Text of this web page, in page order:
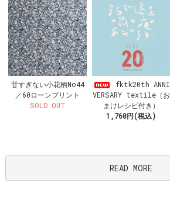
甘すぎない小花柄No44
／60ローンプリント
SOLD OUT
fktk20th ANNI
VERSARY textile（お
まけレシピ付き）
1,760円(税込)
READ MORE